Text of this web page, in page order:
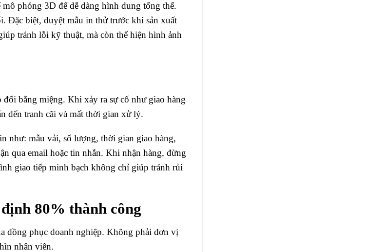
phỏng 3D để dễ dàng hình dung tổng thể.
Đặc biệt, duyệt mẫu in thử trước khi sản xuất
tránh lỗi kỹ thuật, mà còn thể hiện hình ảnh
bằng miệng. Khi xảy ra sự cố như giao hàng
đến tranh cãi và mất thời gian xử lý.
như: mẫu vải, số lượng, thời gian giao hàng,
qua email hoặc tin nhắn. Khi nhận hàng, đừng
giao tiếp minh bạch không chỉ giúp tránh rủi
80% thành công
đồng phục doanh nghiệp. Không phải đơn vị
nhân viên.